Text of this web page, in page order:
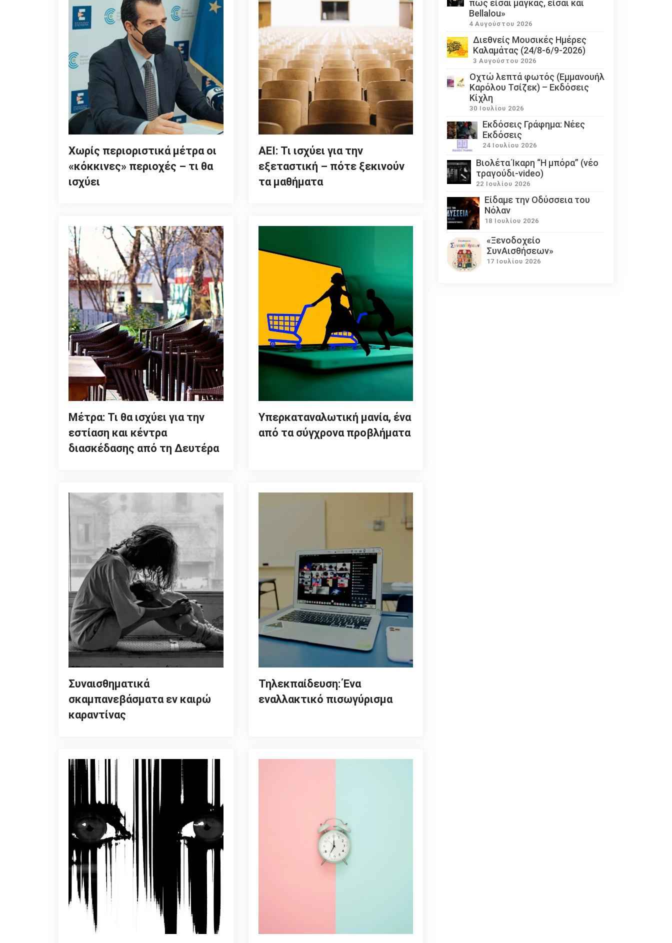
Χωρίς περιοριστικά μέτρα οι
«κόκκινες» περιοχές – τι θα
ισχύει
ΑΕΙ: Τι ισχύει για την
εξεταστική – πότε ξεκινούν
τα μαθήματα
Μέτρα: Τι θα ισχύει για την
εστίαση και κέντρα
διασκέδασης από τη Δευτέρα
Υπερκαταναλωτική μανία, ένα
από τα σύγχρονα προβλήματα
Συναισθηματικά
σκαμπανεβάσματα εν καιρώ
καραντίνας
Τηλεκπαίδευση: Ένα
εναλλακτικό πισωγύρισμα
πως είσαι μάγκας, είσαι και
Bellalou»
4 Αυγούστου 2026
Διεθνείς Μουσικές Ημέρες
Καλαμάτας (24/8-6/9-2026)
3 Αυγούστου 2026
Οχτώ λεπτά φωτός (Εμμανουήλ
Καρόλου Τσίζεκ) – Εκδόσεις
Κίχλη
30 Ιουλίου 2026
Εκδόσεις Γράφημα: Νέες
Εκδόσεις
24 Ιουλίου 2026
Βιολέτα Ίκαρη “Η μπόρα” (νέο
τραγούδι-video)
22 Ιουλίου 2026
Eίδαμε την Οδύσσεια του
Νόλαν
18 Ιουλίου 2026
«Ξενοδοχείο
ΣυνΑισθήσεων»
17 Ιουλίου 2026